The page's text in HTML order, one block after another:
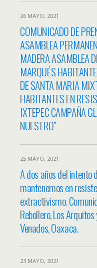
26 MAYO, 2021
COMUNICADO DE
ASAMBLEA
MADERA ASAMBLEA
MARQUÉS
DE SANTA MARIA
HABITANTES EN
IXTEPEC CAMPAÑA
NUESTRO”
25 MAYO, 2021
A dos años del intento
mantenemos en
extractivismo.
Rebollero, Los
Venados, Oaxaca.
23 MAYO, 2021